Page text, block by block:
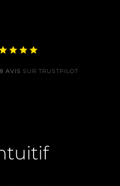
AVIS SUR TRUSTPILOT